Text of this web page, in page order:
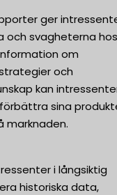
ger
och svagheterna
om
och
kan
sina
marknaden.
i långsiktig
historiska data,